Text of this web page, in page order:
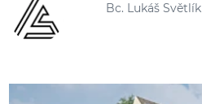
Bc. Lukáš Světlík